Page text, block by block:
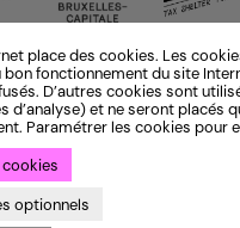
place des cookies. Les
fonctionnement du site
D’autres cookies sont
d’analyse) et ne seront placés
Paramétrer les cookies pour
optionnels
:Bien à vous